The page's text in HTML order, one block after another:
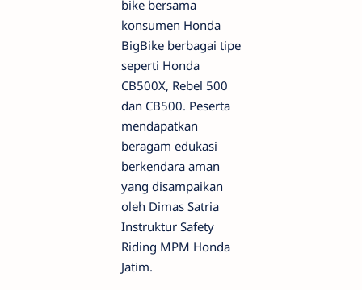
bike bersama
konsumen Honda
BigBike berbagai tipe
seperti Honda
CB500X, Rebel 500
dan CB500. Peserta
mendapatkan
beragam edukasi
berkendara aman
yang disampaikan
oleh Dimas Satria
Instruktur Safety
Riding MPM Honda
Jatim.